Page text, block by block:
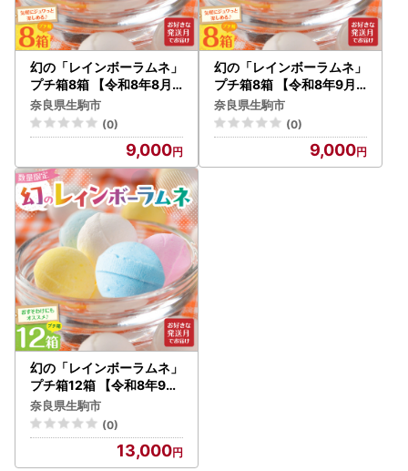
幻の「レインボーラムネ」
プチ箱8箱 【令和8年8月
発送】 レインボーラムネ
華やかな彩り インスタ映
え かわいい ラムネ 幻 ギフ
ト 大人気 お菓子 スイーツ
おやつ 駄菓子 数量限定 国
産 製菓 菓子 やみつき 甘酸
っぱい カリカリ ふんわり
トロッ お取り寄せ 奈良県
生駒市 送料無料
奈良県生駒市
(0)
9,000
幻の「レインボーラムネ」
プチ箱8箱 【令和8年9月
発送】 レインボーラムネ
華やかな彩り インスタ映
え かわいい ラムネ 幻 ギフ
ト 大人気 お菓子 スイーツ
おやつ 駄菓子 数量限定 国
奈良県生駒市
(0)
9,000
幻の「レインボーラムネ」
プチ箱12箱 【令和8年9月
発送】 レインボーラムネ
華やかな彩り インスタ映
え かわいい ラムネ 幻 ギフ
ト 大人気 お菓子 スイーツ
奈良県生駒市
(0)
13,000